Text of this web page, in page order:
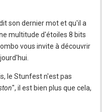
son dernier mot et qu'il a
multitude d'étoiles 8 bits
vous invite à découvrir
le Stunfest n'est pas
", il est bien plus que cela,